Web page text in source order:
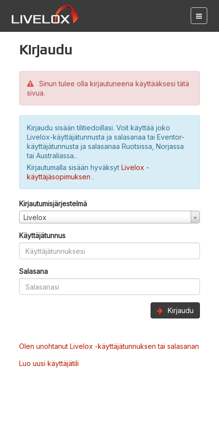
Kirjaudu
Sinun tulee olla kirjautuneena käyttääksesi tätä
sivua.
Kirjaudu sisään tilitiedoillasi. Voit käyttää joko
Livelox-käyttäjätunnusta ja salasanaa tai Eventor-
käyttäjätunnusta ja salasanaa Ruotsissa, Norjassa
tai Australiassa..
Kirjautumalla sisään hyväksyt Livelox -
käyttäjäsopimuksen .
Kirjautumisjärjestelmä
Livelox
Käyttäjätunnus
Salasana
Kirjaudu
Olen unohtanut Livelox -käyttäjätunnuksen tai salasanan
Luo uusi käyttäjätili